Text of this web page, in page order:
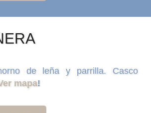
de leña y parrilla. Casco
mapa!